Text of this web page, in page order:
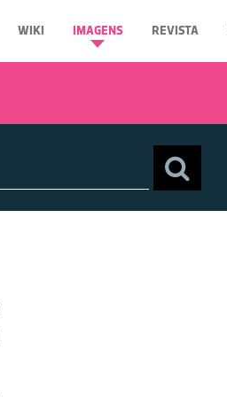
WIKI IMAGENS REVISTA